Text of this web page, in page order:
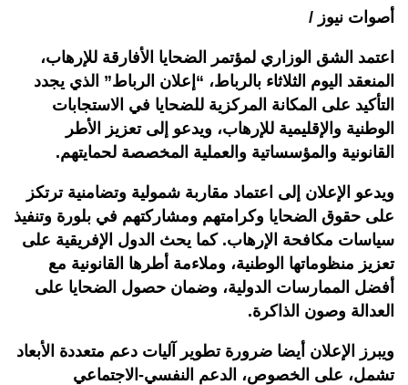
أصوات نيوز /
اعتمد الشق الوزاري لمؤتمر الضحايا الأفارقة للإرهاب،
المنعقد اليوم الثلاثاء بالرباط، “إعلان الرباط” الذي يجدد
التأكيد على المكانة المركزية للضحايا في الاستجابات
الوطنية والإقليمية للإرهاب، ويدعو إلى تعزيز الأطر
القانونية والمؤسساتية والعملية المخصصة لحمايتهم.
ويدعو الإعلان إلى اعتماد مقاربة شمولية وتضامنية ترتكز
على حقوق الضحايا وكرامتهم ومشاركتهم في بلورة وتنفيذ
سياسات مكافحة الإرهاب. كما يحث الدول الإفريقية على
تعزيز منظوماتها الوطنية، وملاءمة أطرها القانونية مع
أفضل الممارسات الدولية، وضمان حصول الضحايا على
العدالة وصون الذاكرة.
ويبرز الإعلان أيضا ضرورة تطوير آليات دعم متعددة الأبعاد
تشمل، على الخصوص، الدعم النفسي-الاجتماعي